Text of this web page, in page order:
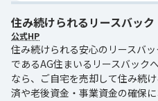
住み続けられるリースバッ
公式HP
住み続けられる安心のリースバ
であるAG住まいるリースバック
なら、ご自宅を売却して住み続
済や老後資金・事業資金の確保に